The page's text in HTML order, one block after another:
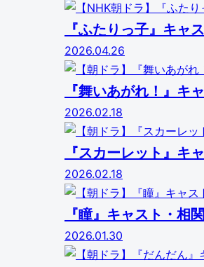
『ふたりっ子』キャ
2026.04.26
『舞いあがれ！』キ
2026.02.18
『スカーレット』キ
2026.02.18
『瞳』キャスト・相
2026.01.30